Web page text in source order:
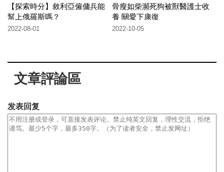
【探索時分】敘利亞僱傭兵能
幫上俄羅斯嗎？
2022-08-01
骨瘦如柴瀕死狗被獸醫護士收
養 關愛下康復
2022-10-05
文章評論區
发表回复